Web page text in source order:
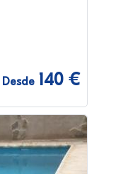
Desde 140 €